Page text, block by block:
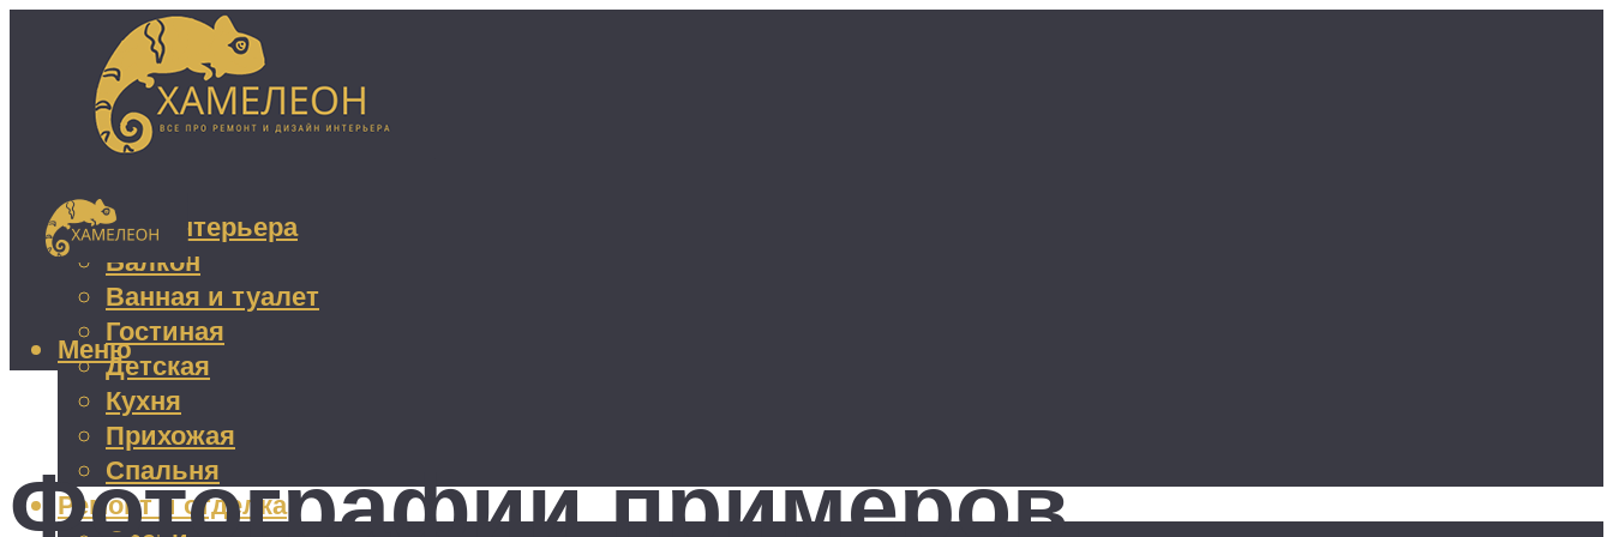
Дизайн интерьера
Балкон
Ванная и туалет
Гостиная
Детская
Кухня
Прихожая
Спальня
Ремонт и отделка
Меню
Фотографии примеров